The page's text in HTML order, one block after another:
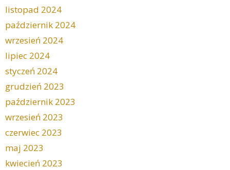
listopad 2024
październik 2024
wrzesień 2024
lipiec 2024
styczeń 2024
grudzień 2023
październik 2023
wrzesień 2023
czerwiec 2023
maj 2023
kwiecień 2023